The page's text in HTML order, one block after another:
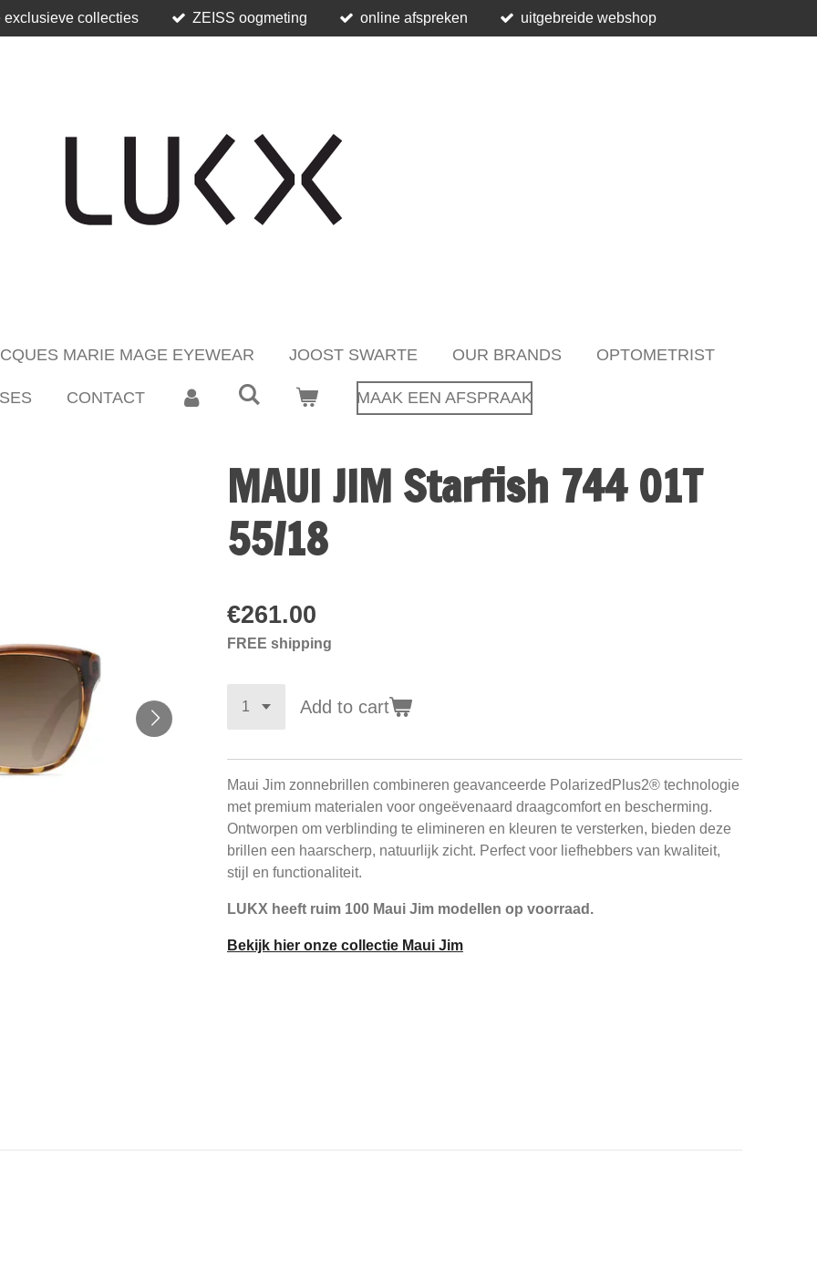
exclusieve collecties ZEISS oogmeting online afspreken uitgebreide webshop
MARIE MAGE EYEWEAR JOOST SWARTE OUR BRANDS OPTOMETRIST
CONTACT MAAK EEN AFSPRAAK
MAUI JIM Starfish 744 01T
55/18
€261.00
FREE shipping
Add to cart
Maui Jim zonnebrillen combineren geavanceerde PolarizedPlus2® technologie
met premium materialen voor ongeëvenaard draagcomfort en bescherming.
Ontworpen om verblinding te elimineren en kleuren te versterken, bieden deze
brillen een haarscherp, natuurlijk zicht. Perfect voor liefhebbers van kwaliteit,
stijl en functionaliteit.
LUKX heeft ruim 100 Maui Jim modellen op voorraad.
Bekijk hier onze collectie Maui Jim